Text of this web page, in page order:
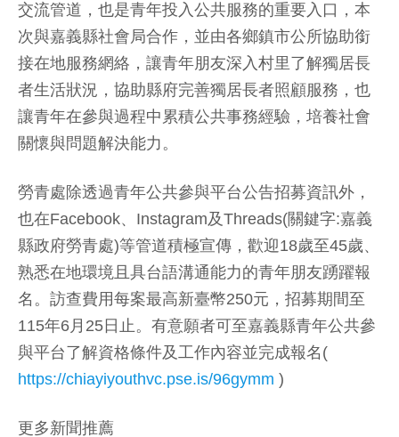
交流管道，也是青年投入公共服務的重要入口，本
次與嘉義縣社會局合作，並由各鄉鎮市公所協助銜
接在地服務網絡，讓青年朋友深入村里了解獨居長
者生活狀況，協助縣府完善獨居長者照顧服務，也
讓青年在參與過程中累積公共事務經驗，培養社會
關懷與問題解決能力。
勞青處除透過青年公共參與平台公告招募資訊外，
也在Facebook、Instagram及Threads(關鍵字:嘉義
縣政府勞青處)等管道積極宣傳，歡迎18歲至45歲、
熟悉在地環境且具台語溝通能力的青年朋友踴躍報
名。訪查費用每案最高新臺幣250元，招募期間至
115年6月25日止。有意願者可至嘉義縣青年公共參
與平台了解資格條件及工作內容並完成報名(
https://chiayiyouthvc.pse.is/96gymm )
更多新聞推薦